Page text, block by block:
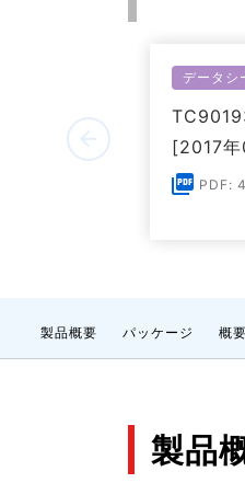
データシ
[2017
PDF:
製品概要 パッケージ 概要
製品